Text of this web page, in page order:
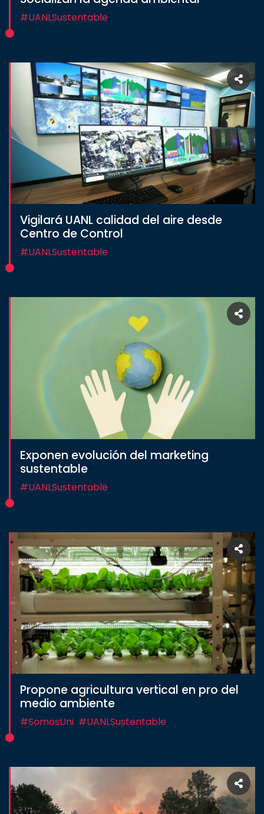
Estudiantes
Rectoría
Internacionalización
Responsabilidad
social
Vinculación
Historia
Universiada
Nacional
#UANLSustentable
Vigilará UANL calidad del aire desde
Centro de Control
#UANLSustentable
Exponen evolución del marketing
sustentable
#UANLSustentable
Propone agricultura vertical en pro del
medio ambiente
#SomosUni #UANLSustentable